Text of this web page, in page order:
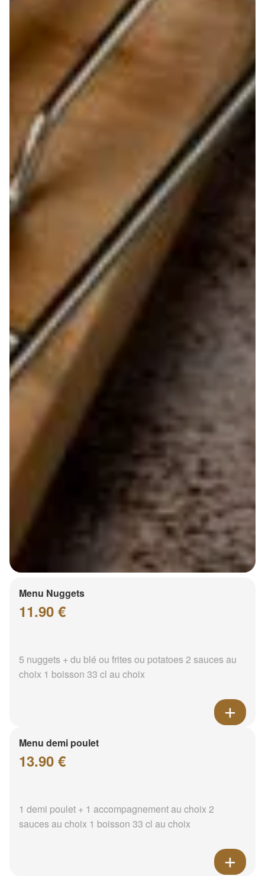
Menu Nuggets
11.90 €
5 nuggets + du blé ou frites ou potatoes 2 sauces au
choix 1 boisson 33 cl au choix
Menu demi poulet
13.90 €
1 demi poulet + 1 accompagnement au choix 2
sauces au choix 1 boisson 33 cl au choix